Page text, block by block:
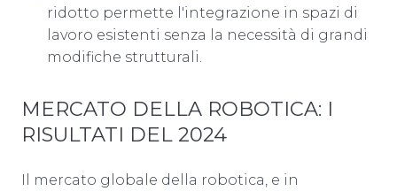
ridotto permette l'integrazione in spazi di
lavoro esistenti senza la necessità di grandi
modifiche strutturali.
MERCATO DELLA ROBOTICA: I
RISULTATI DEL 2024
Il mercato globale della robotica, e in